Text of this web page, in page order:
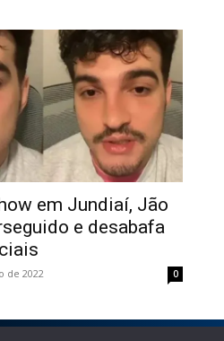
em Jundiaí, Jão
e desabafa
de 2022 0